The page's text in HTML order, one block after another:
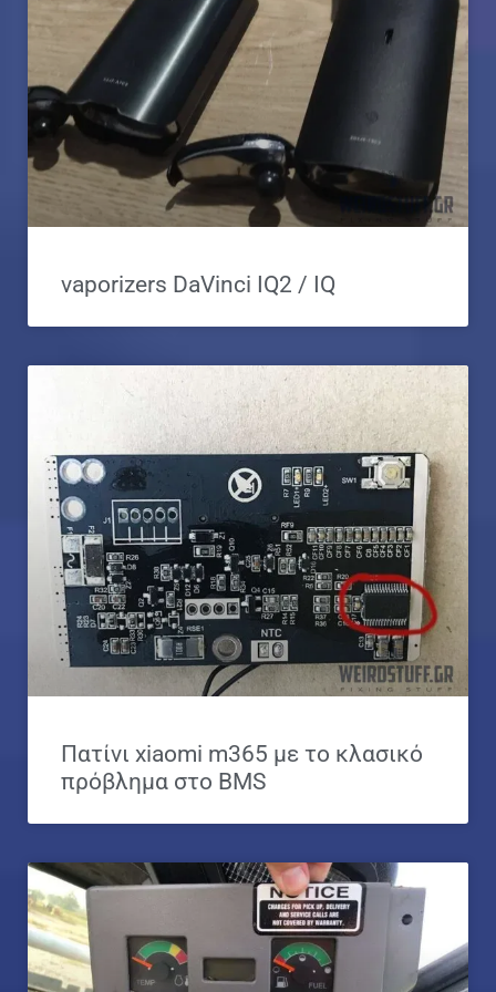
vaporizers DaVinci IQ2 / IQ
Πατίνι xiaomi m365 με το κλασικό
πρόβλημα στο BMS